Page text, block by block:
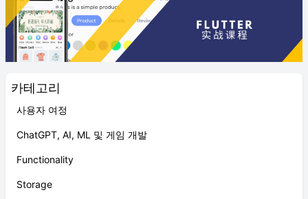
카테고리
사용자 여정
ChatGPT, AI, ML 및 게임 개발
Functionality
Storage